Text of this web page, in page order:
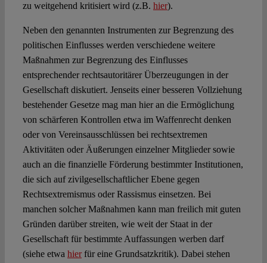
zu weitgehend kritisiert wird (z.B. hier).
Neben den genannten Instrumenten zur Begrenzung des
politischen Einflusses werden verschiedene weitere
Maßnahmen zur Begrenzung des Einflusses
entsprechender rechtsautoritärer Überzeugungen in der
Gesellschaft diskutiert. Jenseits einer besseren Vollziehung
bestehender Gesetze mag man hier an die Ermöglichung
von schärferen Kontrollen etwa im Waffenrecht denken
oder von Vereinsausschlüssen bei rechtsextremen
Aktivitäten oder Äußerungen einzelner Mitglieder sowie
auch an die finanzielle Förderung bestimmter Institutionen,
die sich auf zivilgesellschaftlicher Ebene gegen
Rechtsextremismus oder Rassismus einsetzen. Bei
manchen solcher Maßnahmen kann man freilich mit guten
Gründen darüber streiten, wie weit der Staat in der
Gesellschaft für bestimmte Auffassungen werben darf
(siehe etwa hierfür eine Grundsatzkritik). Dabei stehen